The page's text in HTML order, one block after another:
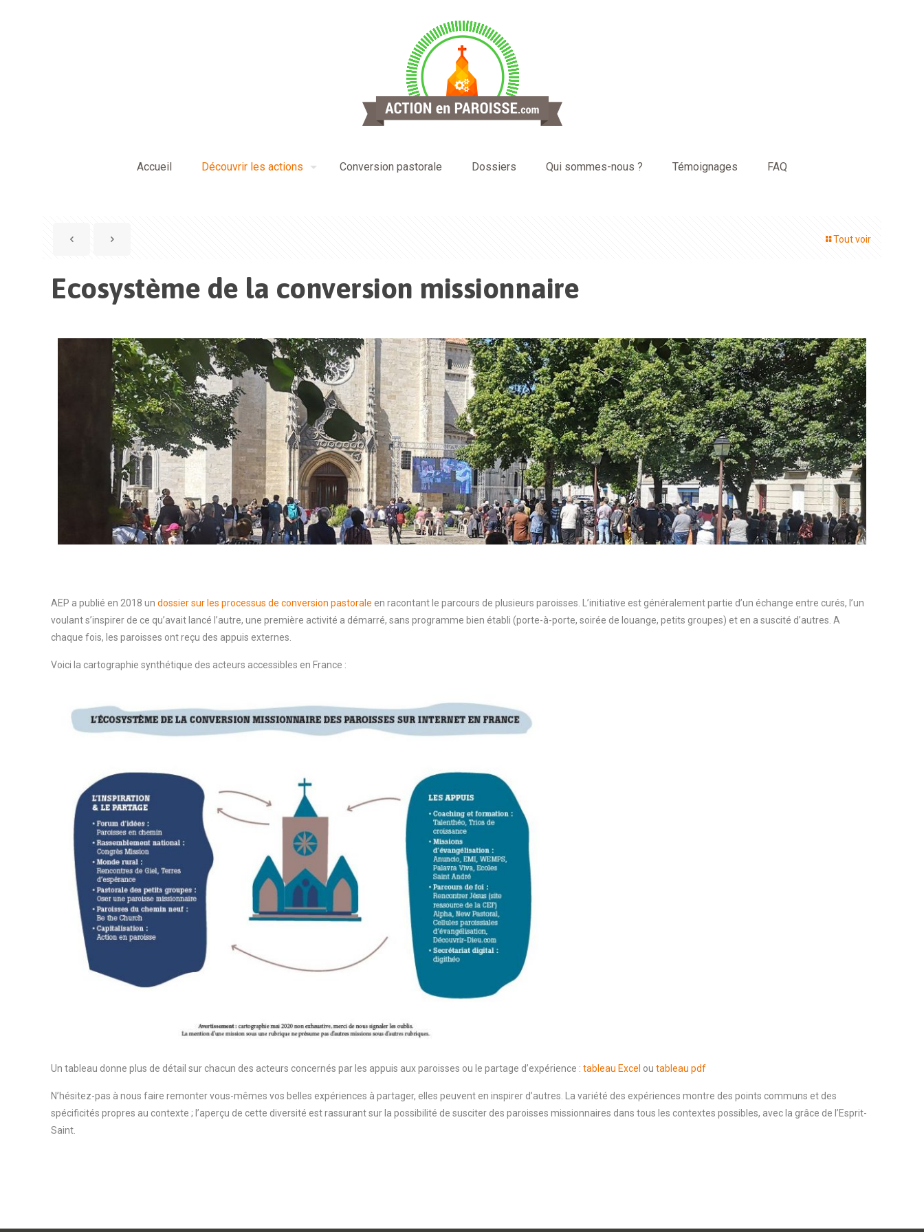
Accueil Découvrir les actions Conversion pastorale Dossiers Qui sommes-nous ? Témoignages FAQ
Tout voir
Ecosystème de la conversion missionnaire
AEP a publié en 2018 undossier sur les processus de conversion pastorale en racontant le parcours de plusieurs paroisses. L’initiative est généralement partie d’un échange entre curés, l’un
voulant s’inspirer de ce qu’avait lancé l’autre, une première activité a démarré, sans programme bien établi (porte-à-porte, soirée de louange, petits groupes) et en a suscité d’autres. A
chaque fois, les paroisses ont reçu des appuis externes.
Voici la cartographie synthétique des acteurs accessibles en France :
Un tableau donne plus de détail sur chacun des acteurs concernés par les appuis aux paroisses ou le partage d’expérience :tableau Excel outableau pdf
N’hésitez-pas à nous faire remonter vous-mêmes vos belles expériences à partager, elles peuvent en inspirer d’autres. La variété des expériences montre des points communs et des
spécificités propres au contexte ; l’aperçu de cette diversité est rassurant sur la possibilité de susciter des paroisses missionnaires dans tous les contextes possibles, avec la grâce de l’Esprit-
Saint.